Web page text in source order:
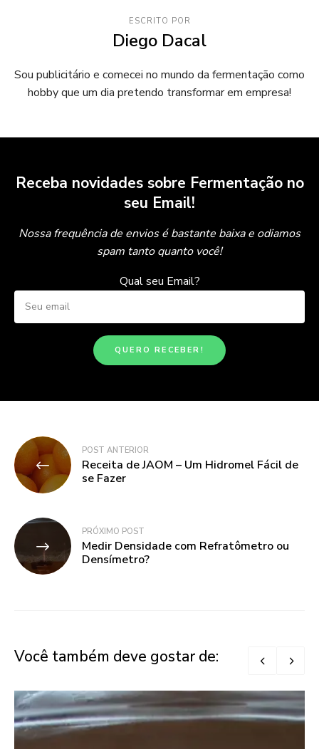
ESCRITO POR
Diego Dacal
Sou publicitário e comecei no mundo da fermentação como
hobby que um dia pretendo transformar em empresa!
Receba novidades sobre Fermentação no
seu Email!
Nossa frequência de envios é bastante baixa e odiamos
spam tanto quanto você!
Qual seu Email?
Navegação
de
Post
POST ANTERIOR
Receita de JAOM – Um Hidromel Fácil de
se Fazer
PRÓXIMO POST
Medir Densidade com Refratômetro ou
Densímetro?
Você também deve gostar de: